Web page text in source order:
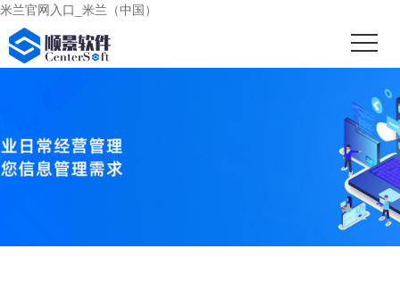
米兰官网入口_米兰（中国）